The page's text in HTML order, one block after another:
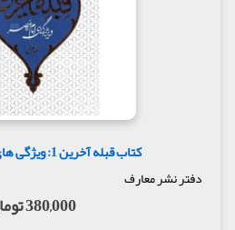
کتاب قبله آخرین 1: ویژگی های امام عصر (عج)
دفتر نشر معارف
380,000 تومان